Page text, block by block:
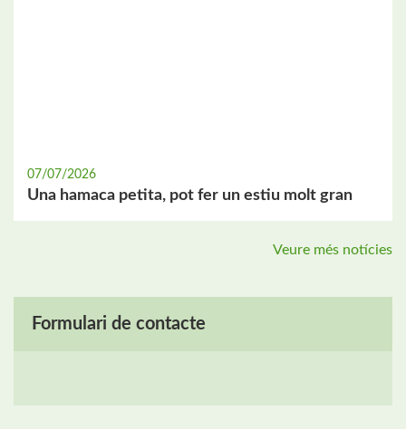
07/07/2026
Una hamaca petita, pot fer un estiu molt gran
Veure més notícies
Formulari de contacte